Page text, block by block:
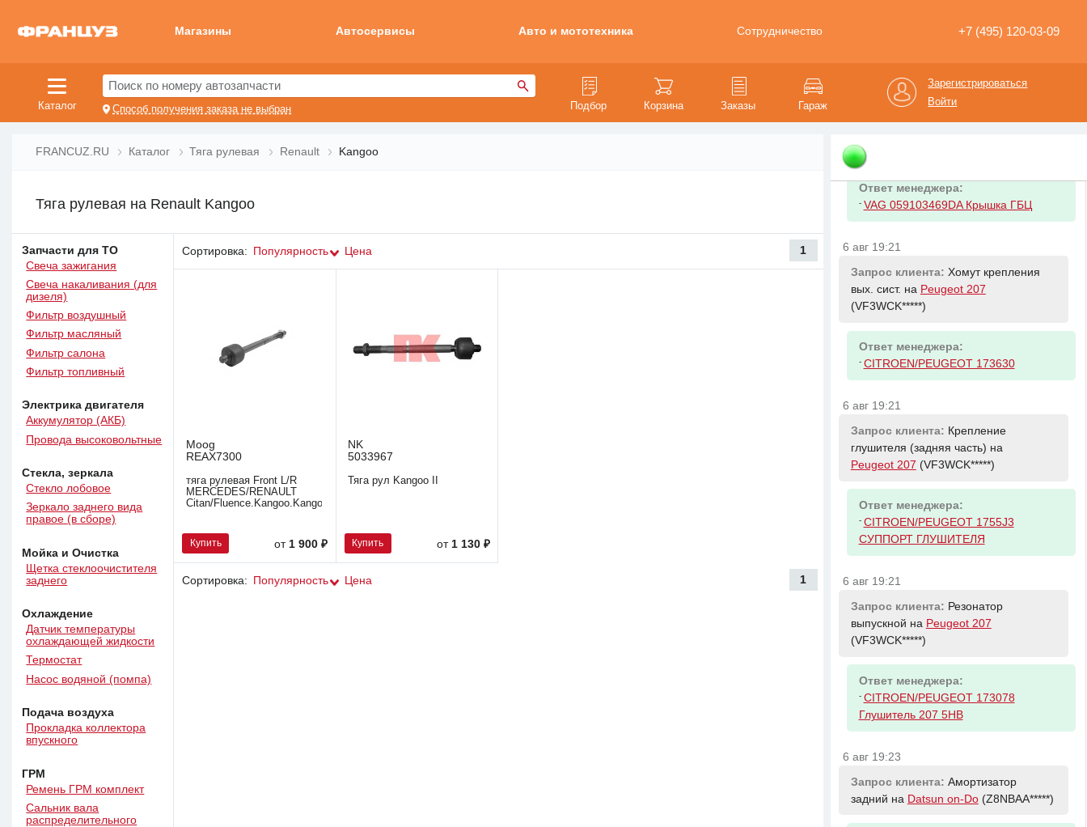
Магазины Автосервисы Авто и мототехника Сотрудничество +7 (495) 120-03-09
Каталог
Поиск по номеру автозапчасти
Способ получения заказа не выбран Подбор Корзина Заказы Гараж
Зарегистрироваться
Войти
FRANCUZ.RU Каталог Тяга рулевая Renault Kangoo
Тяга рулевая на Renault Kangoo
Запчасти для ТО
Свеча зажигания
Свеча накаливания (для
дизеля)
Фильтр воздушный
Фильтр масляный
Фильтр салона
Фильтр топливный
Электрика двигателя
Аккумулятор (АКБ)
Провода высоковольтные
Стекла, зеркала
Стекло лобовое
Зеркало заднего вида
правое (в сборе)
Мойка и Очистка
Щетка стеклоочистителя
заднего
Охлаждение
Датчик температуры
охлаждающей жидкости
Термостат
Насос водяной (помпа)
Подача воздуха
Прокладка коллектора
впускного
ГРМ
Ремень ГРМ комплект
Сальник вала
распределительного
Сортировка: Популярность Цена 1
Moog
REAX7300
тяга рулевая Front L/R
MERCEDES/RENAULT
Citan/Fluence.Kangoo.KangooExpress.Megan
Купить от 1 900 ₽
NK
5033967
Тяга рул Kangoo II
Купить от 1 130 ₽
Сортировка: Популярность Цена 1
Ответ менеджера:
6 авг 19:20
(WVGZZZ*****)
Ответ менеджера:
- VAG 059103469DA Крышка ГБЦ
6 авг 19:21
Запрос клиента: Хомут крепления
вых. сист. на Peugeot 207
(VF3WCK*****)
Ответ менеджера:
- CITROEN/PEUGEOT 173630
6 авг 19:21
Запрос клиента: Крепление
глушителя (задняя часть) на
Peugeot 207 (VF3WCK*****)
Ответ менеджера:
- CITROEN/PEUGEOT 1755J3
СУППОРТ ГЛУШИТЕЛЯ
6 авг 19:21
Запрос клиента: Резонатор
выпускной на Peugeot 207
(VF3WCK*****)
Ответ менеджера:
- CITROEN/PEUGEOT 173078
Глушитель 207 5HB
6 авг 19:23
Запрос клиента: Амортизатор
задний на Datsun on-Do(Z8NBAA*****)